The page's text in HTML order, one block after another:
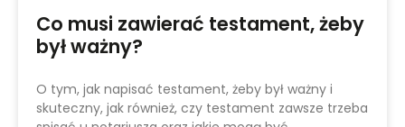
Co musi zawierać testament, żeby
był ważny?
O tym, jak napisać testament, żeby był ważny i
skuteczny, jak również, czy testament zawsze trzeba